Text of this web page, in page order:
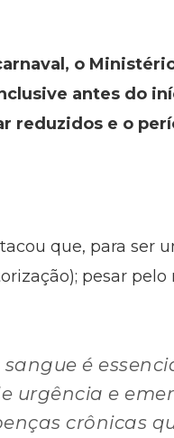
o
antes do
reduzidos e o
que, para ser
pesar
sangue é
urgência e
crônicas